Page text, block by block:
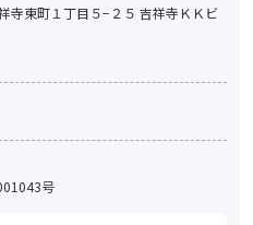
寺東町１丁目５−２５ 吉祥寺ＫＫビ
号